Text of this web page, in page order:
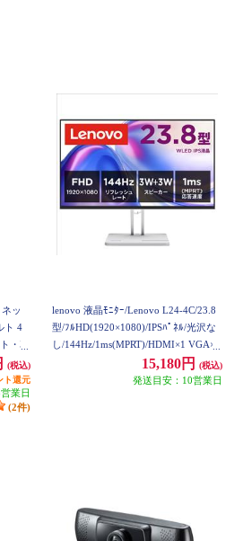
ッ
ト 4
・車
ライ
(税込)
ト還元
業日
(2件)
lenovo 液晶ﾓﾆﾀｰ/Lenovo L24-4C/23.8
型/ﾌﾙHD(1920×1080)/IPSﾊﾟﾈﾙ/光沢な
し/144Hz/1ms(MPRT)/HDMI×1 VGA×
1/ｽﾋﾟｰｶｰ内蔵/ｸﾗｳﾄﾞｸﾞﾚｰ 67DDKAC6J
15,180円 (税込)
発送目安：10営業日